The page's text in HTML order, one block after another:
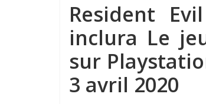
Resident
inclura Le
sur
3 avril 2020